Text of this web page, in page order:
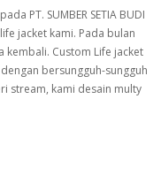
PT. SUMBER SETIA BUDI
jacket kami. Pada bulan
kembali. Custom Life jacket
bersungguh-sungguh
stream, kami desain multy